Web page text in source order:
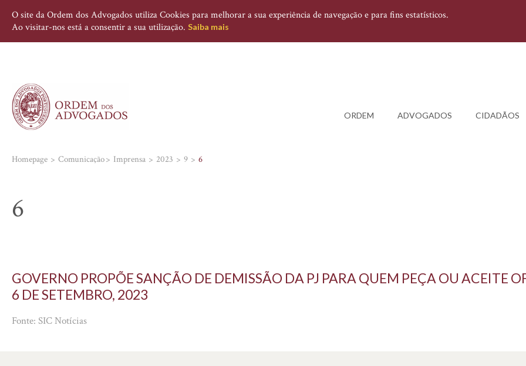
O site da Ordem dos Advogados utiliza Cookies para melhorar a sua experiência de navegação e para fins estatísticos.
Ao visitar-nos está a consentir a sua utilização. Saiba mais
ORDEM ADVOGADOS CIDADÃOS
Homepage Comunicação Imprensa 2023 9 6
6
GOVERNO PROPÕE SANÇÃO DE DEMISSÃO DA PJ PARA QUEM PEÇA OU ACEITE
6 DE SETEMBRO, 2023
Fonte: SIC Notícias